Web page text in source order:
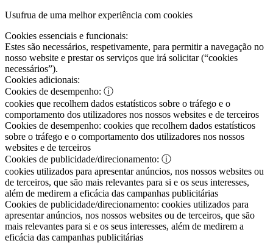
Usufrua de uma melhor experiência com cookies
Cookies essenciais e funcionais:
Estes são necessários, respetivamente, para permitir a navegação no
nosso website e prestar os serviços que irá solicitar (“cookies
necessários”).
Cookies adicionais:
Cookies de desempenho: ⓘ
cookies que recolhem dados estatísticos sobre o tráfego e o
comportamento dos utilizadores nos nossos websites e de terceiros
Cookies de desempenho: cookies que recolhem dados estatísticos
sobre o tráfego e o comportamento dos utilizadores nos nossos
websites e de terceiros
Cookies de publicidade/direcionamento: ⓘ
cookies utilizados para apresentar anúncios, nos nossos websites ou
de terceiros, que são mais relevantes para si e os seus interesses,
além de medirem a eficácia das campanhas publicitárias
Cookies de publicidade/direcionamento: cookies utilizados para
apresentar anúncios, nos nossos websites ou de terceiros, que são
mais relevantes para si e os seus interesses, além de medirem a
eficácia das campanhas publicitárias